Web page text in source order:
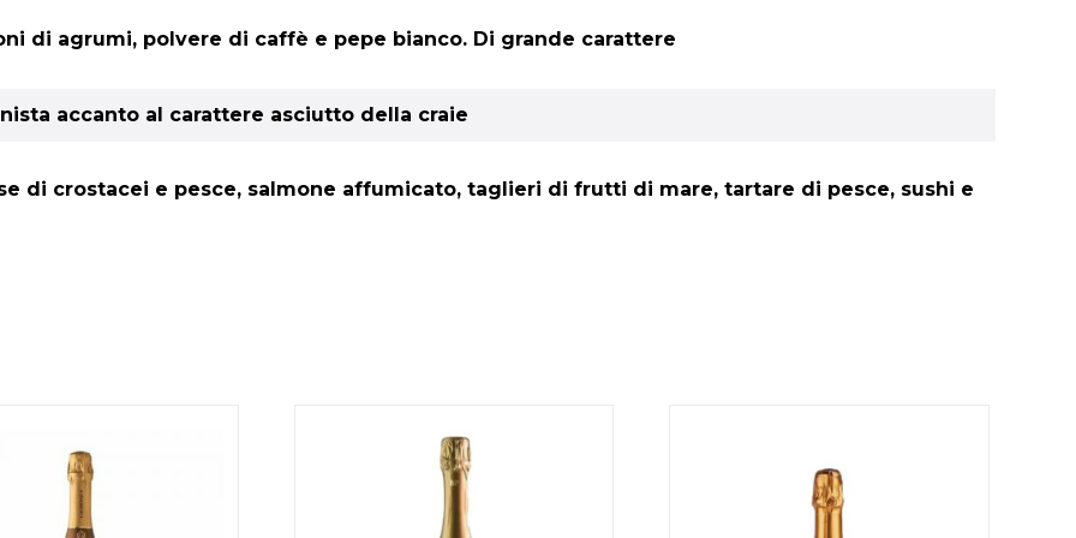
di agrumi, polvere di caffè e pepe bianco. Di grande carattere
accanto al carattere asciutto della craie
di crostacei e pesce, salmone affumicato, taglieri di frutti di mare, tartare di pesce, sushi e